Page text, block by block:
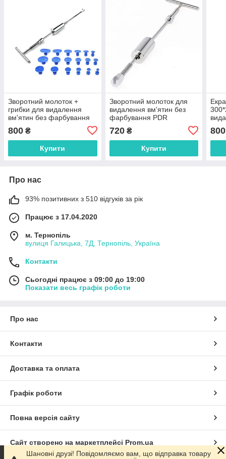
Зворотний молоток +
грибки для видалення
вм'ятин без фарбування
800 ₴
Купити
Зворотний молоток для
видалення вм'ятин без
фарбування PDR
720₴
Купити
800
Про нас
93% позитивних з 510 відгуків за рік
Працює з 17.04.2020
м. Тернопіль
вулиця Галицька, 7Д, Тернопіль, Україна
Контакти
Сьогодні працює з 09:00 до 19:00
Показати весь графік роботи
Про нас
Контакти
Доставка та оплата
Графік роботи
Повна версія сайту
Сайт створено на маркетплейсі Prom.ua
Шановні друзі! Повідомляємо вам, що відправка товару